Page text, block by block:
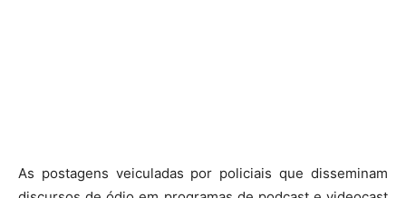
As postagens veiculadas por policiais que disseminam